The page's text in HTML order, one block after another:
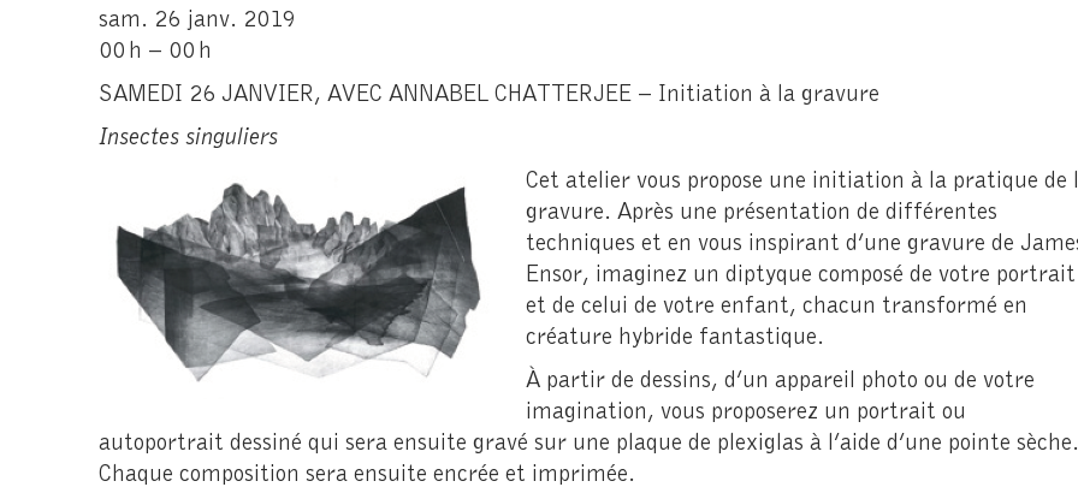
sam. 26 janv. 2019
00 h – 00 h
SAMEDI 26 JANVIER, AVEC ANNABEL CHATTERJEE – Initiation à la gravure
Insectes singuliers
Cet atelier vous propose une initiation à la pratique de
gravure. Après une présentation de différentes
techniques et en vous inspirant d’une gravure de
Ensor, imaginez un diptyque composé de votre portrait
et de celui de votre enfant, chacun transformé en
créature hybride fantastique.
À partir de dessins, d’un appareil photo ou de votre
imagination, vous proposerez un portrait ou
autoportrait dessiné qui sera ensuite gravé sur une plaque de plexiglas à l’aide d’une pointe sèche.
Chaque composition sera ensuite encrée et imprimée.